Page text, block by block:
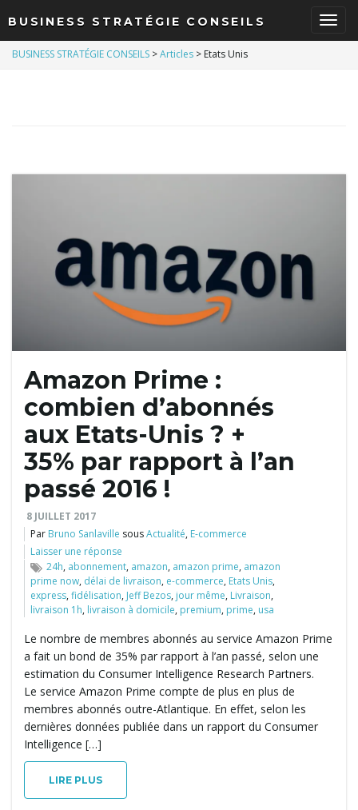
BUSINESS STRATÉGIE CONSEILS
BUSINESS STRATÉGIE CONSEILS >Articles > Etats Unis
Amazon Prime :
combien d’abonnés
aux Etats-Unis ? +
35% par rapport à l’an
passé 2016 !
8 JUILLET 2017
Par Bruno Sanlaville sousActualité, E-commerce
Laisser une réponse
24h, abonnement, amazon, amazon prime, amazon
prime now, délai de livraison, e-commerce, Etats Unis,
express,fidélisation, Jeff Bezos, jour même, Livraison,
livraison 1h, livraison à domicile, premium, prime, usa
Le nombre de membres abonnés au service Amazon Prime
a fait un bond de 35% par rapport à l’an passé, selon une
estimation du Consumer Intelligence Research Partners.
Le service Amazon Prime compte de plus en plus de
membres abonnés outre-Atlantique. En effet, selon les
dernières données publiée dans un rapport du Consumer
Intelligence […]
LIRE PLUS